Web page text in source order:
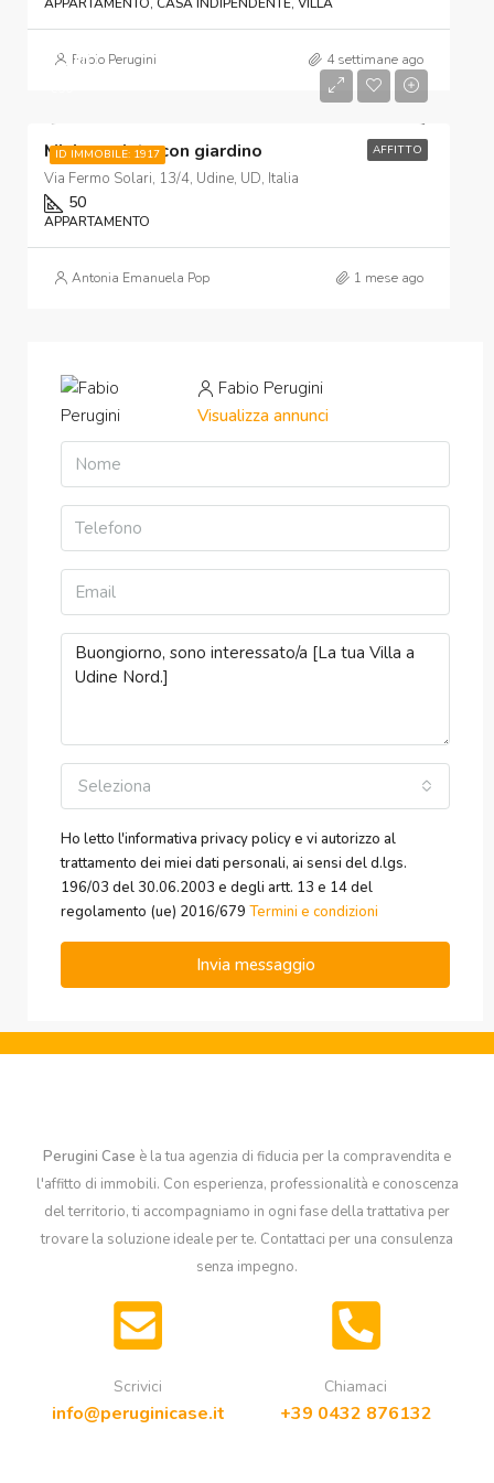
Fabio Perugini 4 settimane ago
ID IMMOBILE: 1917 AFFITTO
€700
Mini arredato con giardino
Via Fermo Solari, 13/4, Udine, UD, Italia
50
APPARTAMENTO
Antonia Emanuela Pop 1 mese ago
Fabio Perugini
Visualizza annunci
Seleziona
Ho letto l'informativa privacy policy e vi autorizzo al
trattamento dei miei dati personali, ai sensi del d.lgs.
196/03 del 30.06.2003 e degli artt. 13 e 14 del
regolamento (ue) 2016/679 Termini e condizioni
Invia messaggio
Perugini Case è la tua agenzia di fiducia per la compravendita e
l'affitto di immobili. Con esperienza, professionalità e conoscenza
del territorio, ti accompagniamo in ogni fase della trattativa per
trovare la soluzione ideale per te. Contattaci per una consulenza
senza impegno.
Scrivici
info@peruginicase.it
Chiamaci
+39 0432 876132